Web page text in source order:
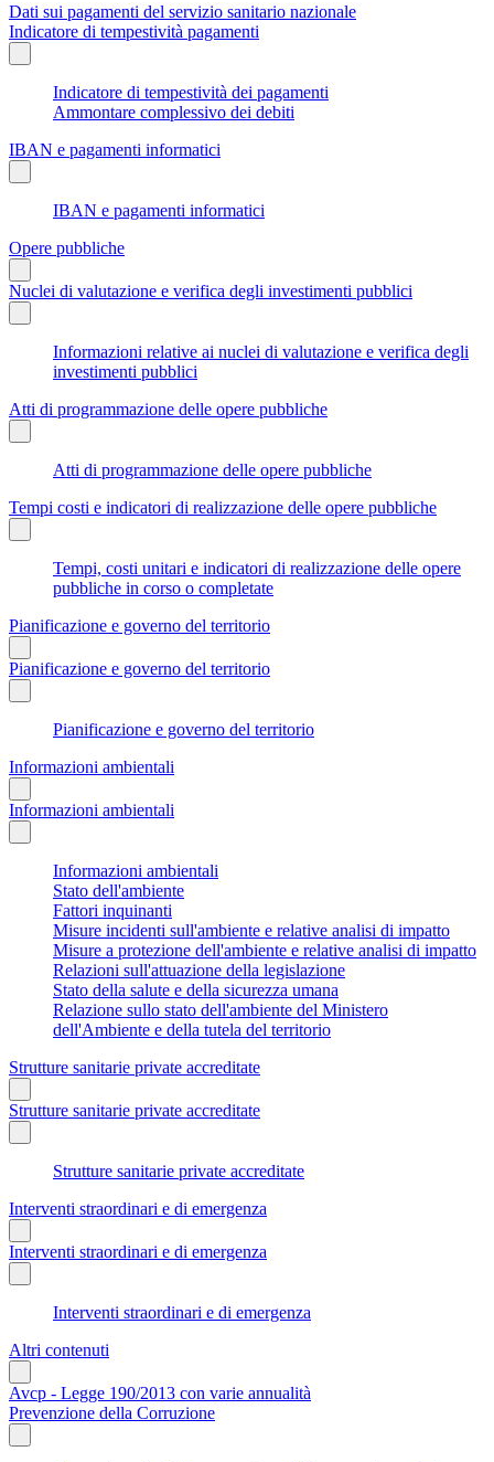
Dati sui pagamenti del servizio sanitario nazionale
Indicatore di tempestività pagamenti
Indicatore di tempestività dei pagamenti
Ammontare complessivo dei debiti
IBAN e pagamenti informatici
IBAN e pagamenti informatici
Opere pubbliche
Nuclei di valutazione e verifica degli investimenti pubblici
Informazioni relative ai nuclei di valutazione e verifica degli
investimenti pubblici
Atti di programmazione delle opere pubbliche
Atti di programmazione delle opere pubbliche
Tempi costi e indicatori di realizzazione delle opere pubbliche
Tempi, costi unitari e indicatori di realizzazione delle opere
pubbliche in corso o completate
Pianificazione e governo del territorio
Pianificazione e governo del territorio
Pianificazione e governo del territorio
Informazioni ambientali
Informazioni ambientali
Informazioni ambientali
Stato dell'ambiente
Fattori inquinanti
Misure incidenti sull'ambiente e relative analisi di impatto
Misure a protezione dell'ambiente e relative analisi di impatto
Relazioni sull'attuazione della legislazione
Stato della salute e della sicurezza umana
Relazione sullo stato dell'ambiente del Ministero
dell'Ambiente e della tutela del territorio
Strutture sanitarie private accreditate
Strutture sanitarie private accreditate
Strutture sanitarie private accreditate
Interventi straordinari e di emergenza
Interventi straordinari e di emergenza
Interventi straordinari e di emergenza
Altri contenuti
Avcp - Legge 190/2013 con varie annualità
Prevenzione della Corruzione